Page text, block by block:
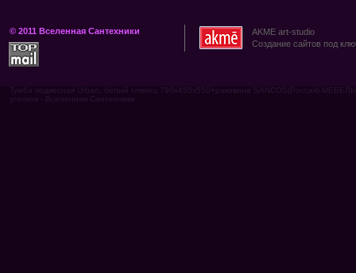
AKME art-studio
Создание сайтов под
© 2011 Вселенная Сантехники
Тумба подвесная Urban, белый глянец 790х450х550+раковина SANCOS(Россия)
уголков - Вселенная Сантехники